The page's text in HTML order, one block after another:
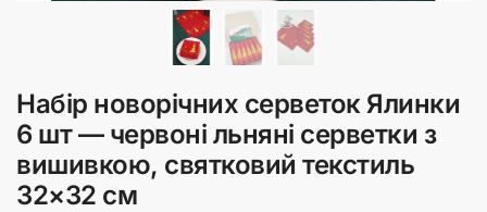
Набір новорічних серветок Ялинки
6 шт — червоні льняні серветки з
вишивкою, святковий текстиль
32×32 см